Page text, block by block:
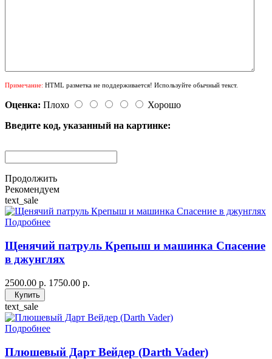
Примечание: HTML разметка не поддерживается! Используйте обычный текст.
Оценка: Плохо
Хорошо
Введите код, указанный на картинке:
Продолжить
Рекомендуем
text_sale
Подробнее
Щенячий патруль Крепыш и машинка Спасение
в джунглях
2500.00 р. 1750.00 р.
Купить
text_sale
Подробнее
Плюшевый Дарт Вейдер (Darth Vader)